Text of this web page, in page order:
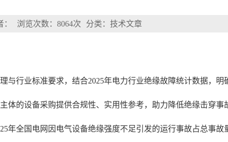
浏览次数：8064次 分类：技术文章
行业标准要求，结合2025年电力行业绝缘故障统计数据，
的设备采购提供合规性、实用性参考，助力降低绝缘击穿事
全国电网因电气设备绝缘强度不足引发的运行事故占总事故